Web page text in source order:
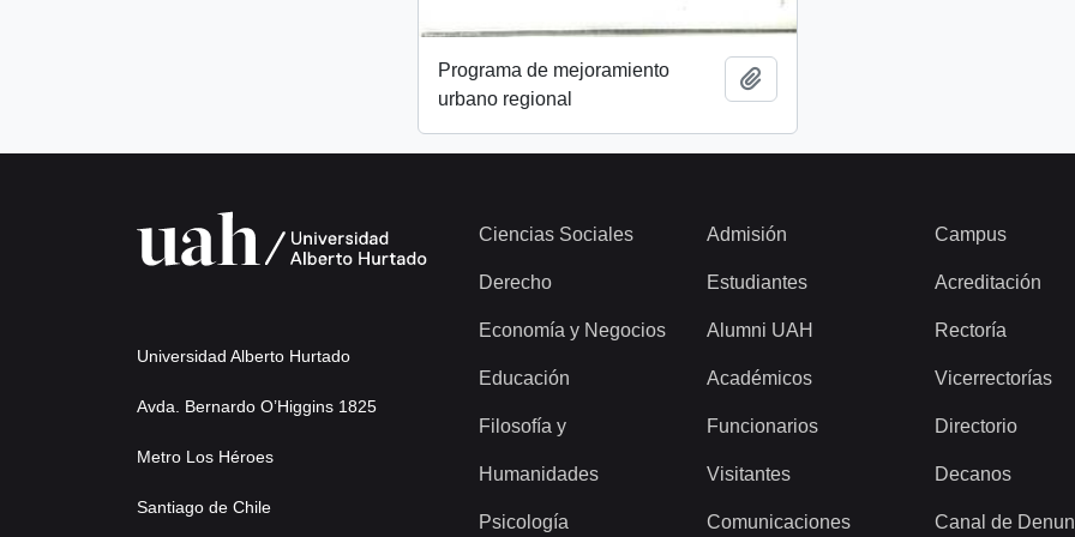
Programa de mejoramiento
urbano regional
Universidad Alberto Hurtado
Avda. Bernardo O’Higgins 1825
Metro Los Héroes
Santiago de Chile
Ciencias Sociales
Derecho
Economía y Negocios
Educación
Filosofía y
Humanidades
Psicología
Admisión
Estudiantes
Alumni UAH
Académicos
Funcionarios
Visitantes
Comunicaciones
Campus
Acreditación
Rectoría
Vicerrectorías
Directorio
Decanos
Canal de